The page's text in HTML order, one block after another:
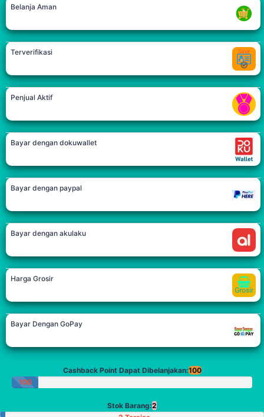
Belanja Aman
Terverifikasi
Penjual Aktif
Bayar dengan dokuwallet
Bayar dengan paypal
Bayar dengan akulaku
Harga Grosir
Bayar Dengan GoPay
Cashback Point Dapat Dibelanjakan:100
100
Stok Barang:2